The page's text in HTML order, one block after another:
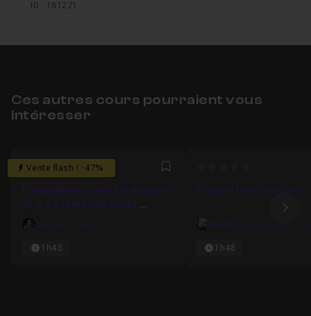
ID : 181271
Ces autres cours pourraient vous
intéresser
Vente flash ! -47%
0 Favori
GarageBand : créer ton podcast
de A à Z (enregistrement,
montage, publication)
Laurent Nivon
1h43
Podcast Pour Débutants
Membre-5973-7091-
1h48